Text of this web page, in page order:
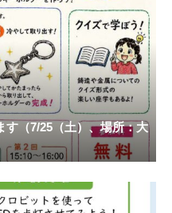
す（7/25（土）、場所：大